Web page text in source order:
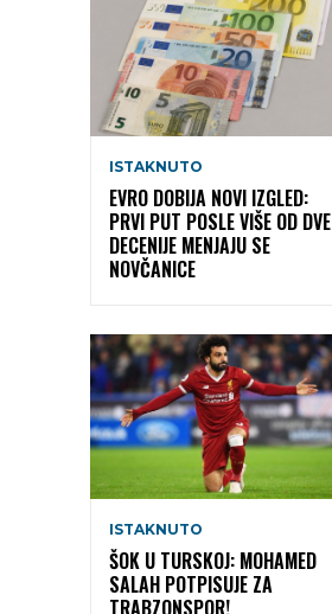
ISTAKNUTO
EVRO DOBIJA NOVI IZGLED:
PRVI PUT POSLE VIŠE OD DVE
DECENIJE MENJAJU SE
NOVČANICE
ISTAKNUTO
ŠOK U TURSKOJ: MOHAMED
SALAH POTPISUJE ZA
TRABZONSPOR!